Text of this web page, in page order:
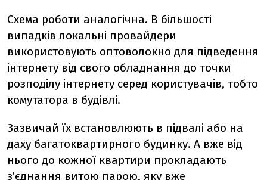
Схема роботи аналогічна. В більшості
випадків локальні провайдери
використовують оптоволокно для підведення
інтернету від свого обладнання до точки
розподілу інтернету серед користувачів, тобто
комутатора в будівлі.
Зазвичай їх встановлюють в підвалі або на
даху багатоквартирного будинку. А вже від
нього до кожної квартири прокладають
з’єднання витою парою, яку вже